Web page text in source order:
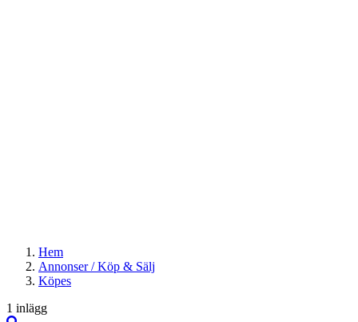
Hem
Annonser / Köp & Sälj
Köpes
1 inlägg